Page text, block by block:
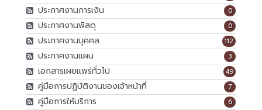
0
ประกาศงานการเงิน
0
ประกาศงานพัสดุ
112
ประกาศงานบุคคล
3
ประกาศงานแผน
49
เอกสารเผยแพร่ทั่วไป
7
คู่มือการปฏิบัติงานของเจ้าหน้าที่
6
คู่มือการให้บริการ